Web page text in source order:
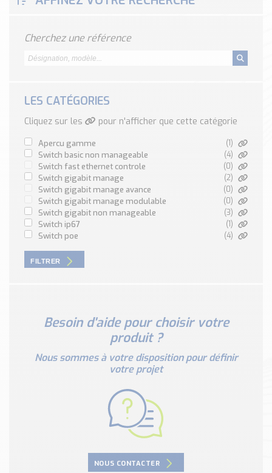
RED LION
IDEM SAFETY
Nos outils et simulateurs
Téléchargement (Logiciels, Documents,..)
Formulaire sonde température
Convertisseur de pression
Formulaire Débitmètre
Calculateur maintien en température
Calculateur Chauffage/Liquide/Gaz
Blog
brasseries
Devis, Tarifs, Renseignements techniques
Cherchez une référence
LES CATÉGORIES
Cliquez sur les pour n'afficher que cette catégorie
apercu gamme (1)
switch basic non manageable (4)
switch fast ethernet controle (0)
switch gigabit manage (2)
switch gigabit manage avance (0)
switch gigabit manage modulable (0)
switch gigabit non manageable (3)
switch ip67 (1)
switch poe (4)
FILTRER
Besoin d'aide pour choisir votre
produit ?
Nous sommes à votre disposition pour définir
votre projet
NOUS CONTACTER